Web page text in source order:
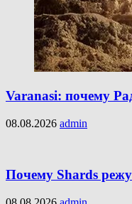
Varanasi: почему
08.08.2026 admin
Почему Shards